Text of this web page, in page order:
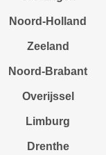
Noord-Holland
Zeeland
Noord-Brabant
Overijssel
Limburg
Drenthe